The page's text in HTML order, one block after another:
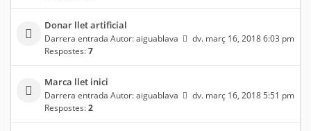
Donar llet artificial
Darrera entrada Autor:aiguablava
dv. març 16, 2018 6:03 pm
Respostes:7
Marca llet inici
Darrera entrada Autor:aiguablava
dv. març 16, 2018 5:51 pm
Respostes:2